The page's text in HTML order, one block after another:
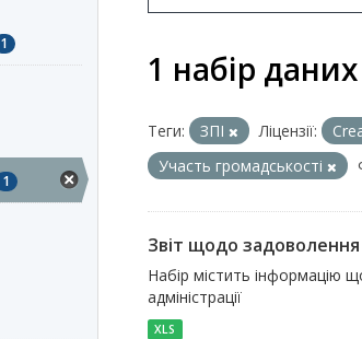
1
1
1 набір
Теги: ЗПІ Ліцензії:
Участь громадськості
Звіт щодо задоволення
Набір містить інформацію
адміністрації
XLS